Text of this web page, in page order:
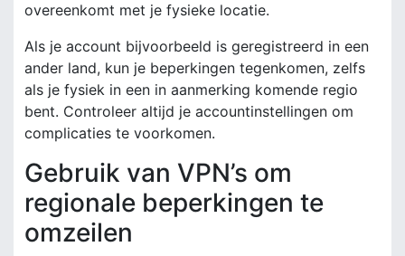
overeenkomt met je fysieke locatie.
Als je account bijvoorbeeld is geregistreerd in een
ander land, kun je beperkingen tegenkomen, zelfs
als je fysiek in een in aanmerking komende regio
bent. Controleer altijd je accountinstellingen om
complicaties te voorkomen.
Gebruik van VPN’s om
regionale beperkingen te
omzeilen